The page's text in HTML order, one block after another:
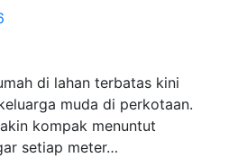
di lahan terbatas kini
muda di perkotaan.
kompak menuntut
setiap meter…